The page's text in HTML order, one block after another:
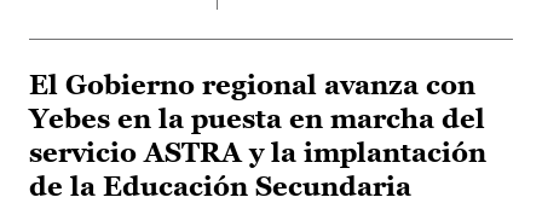
El Gobierno regional avanza con
Yebes en la puesta en marcha del
servicio ASTRA y la implantación
de la Educación Secundaria